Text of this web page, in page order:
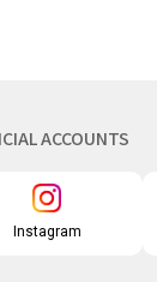
ACCOUNTS
Instagram